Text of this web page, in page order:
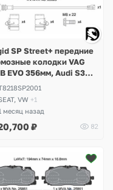
SP Street+ передние
колодки VAG
EVO 356мм, Audi S3
Golf 8 R,
Arteon, Seat Leon,
Cupra
VW +1
месяц назад
₽ 82